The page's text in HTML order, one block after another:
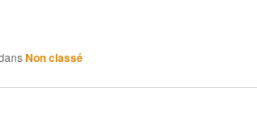
Non classé